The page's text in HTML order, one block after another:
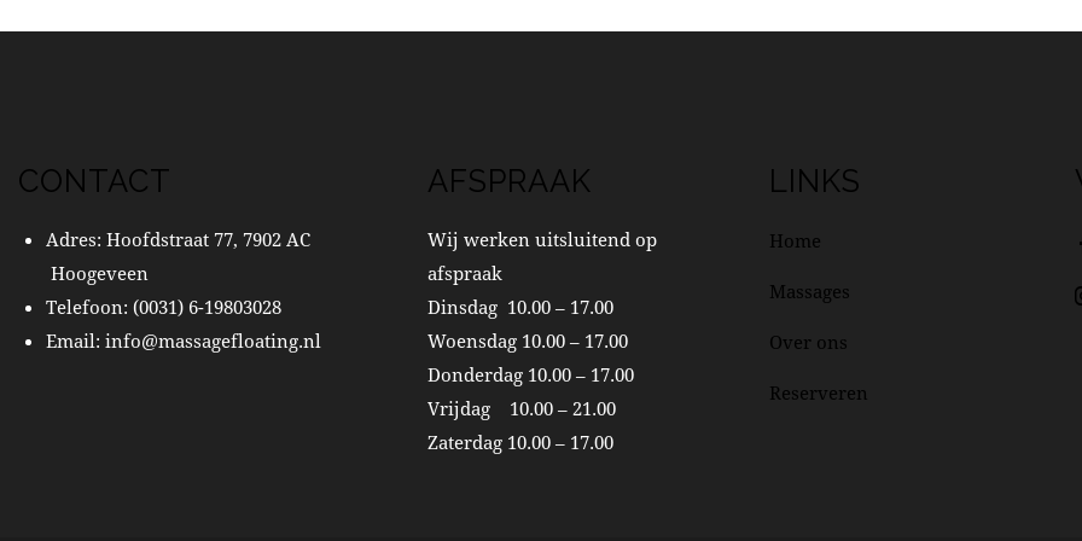
CONTACT
Adres: Hoofdstraat 77, 7902 AC
Hoogeveen
Telefoon: (0031) 6-19803028
Email: info@massagefloating.nl
AFSPRAAK
Wij werken uitsluitend op
afspraak
Dinsdag 10.00 – 17.00
Woensdag 10.00 – 17.00
Donderdag 10.00 – 17.00
Vrijdag 10.00 – 21.00
Zaterdag 10.00 – 17.00
LINKS
Home
Massages
Over ons
Reserveren